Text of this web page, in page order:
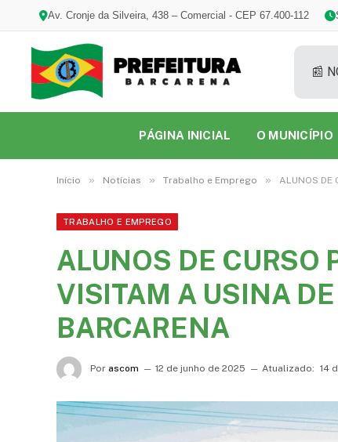
Av. Cronje da Silveira, 438 – Comercial - CEP 67.400-112
📰
PÁGINA INICIAL O MUNICÍPIO
Início » Notícias » Trabalho e Emprego » ALUNOS DE
TRABALHO E EMPREGO
ALUNOS DE CURSO
VISITAM A USINA
BARCARENA
Por ascom 12 de junho de 2025 Atualizado: 14